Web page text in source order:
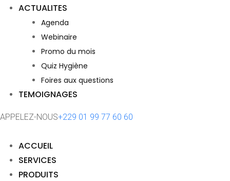
ACTUALITES
Agenda
Webinaire
Promo du mois
Quiz Hygiène
Foires aux questions
TEMOIGNAGES
APPELEZ-NOUS+229 01 99 77 60 60
ACCUEIL
SERVICES
PRODUITS